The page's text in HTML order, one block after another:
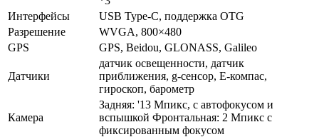
Интерфейсы
USB Type-C, поддержка OTG
Разрешение
WVGA, 800×480
GPS
GPS, Beidou, GLONASS, Galileo
Датчики
датчик освещенности, датчик
приближения, g-сенсор, Е-компас,
гироскоп, барометр
Камера
Задняя: '13 Мпикс, с автофокусом и
вспышкой Фронтальная: 2 Мпикс с
фиксированным фокусом